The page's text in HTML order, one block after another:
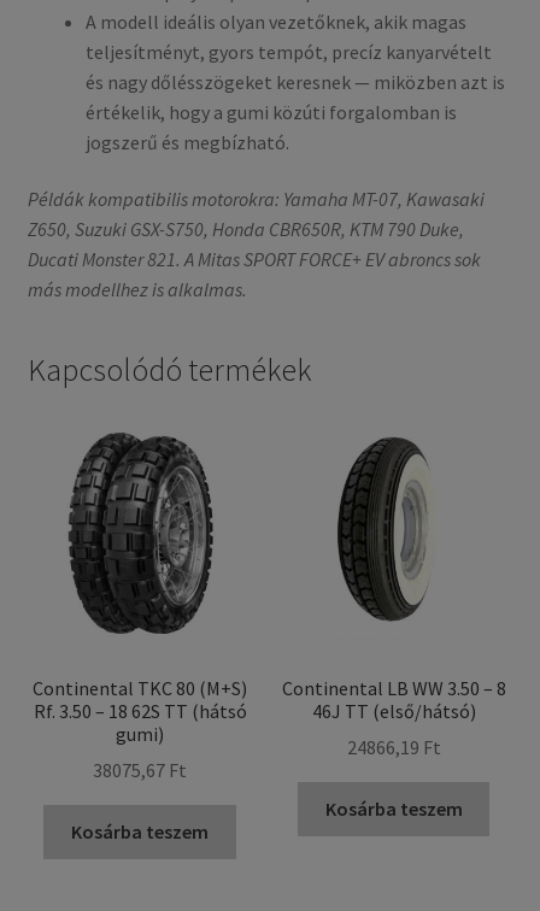
A modell ideális olyan vezetőknek, akik magas
teljesítményt, gyors tempót, precíz kanyarvételt
és nagy dőlésszögeket keresnek — miközben azt is
értékelik, hogy a gumi közúti forgalomban is
jogszerű és megbízható.
Példák kompatibilis motorokra: Yamaha MT-07, Kawasaki
Z650, Suzuki GSX-S750, Honda CBR650R, KTM 790 Duke,
Ducati Monster 821. A Mitas SPORT FORCE+ EV abroncs sok
más modellhez is alkalmas.
Kapcsolódó termékek
Continental TKC 80 (M+S)
Rf. 3.50 – 18 62S TT (hátsó
gumi)
38075,67 Ft
Kosárba teszem
Continental LB WW 3.50 – 8
46J TT (első/hátsó)
24866,19 Ft
Kosárba teszem